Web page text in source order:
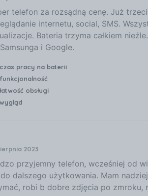
telefon za rozsądną cenę. Już
internetu, social, SMS.
Bateria trzyma całkiem
i Google.
czas pracy na baterii
funkcjonalność
łatwość obsługi
wygląd
2023
przyjemny telefon, wcześniej od
dalszego użytkowania. Mam
robi b dobre zdjęcia po zmroku,